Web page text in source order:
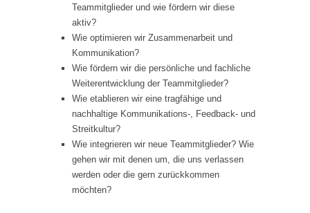
Teammitglieder und wie fördern wir diese
aktiv?
Wie optimieren wir Zusammenarbeit und
Kommunikation?
Wie fördern wir die persönliche und fachliche
Weiterentwicklung der Teammitglieder?
Wie etablieren wir eine tragfähige und
nachhaltige Kommunikations-, Feedback- und
Streitkultur?
Wie integrieren wir neue Teammitglieder? Wie
gehen wir mit denen um, die uns verlassen
werden oder die gern zurückkommen
möchten?